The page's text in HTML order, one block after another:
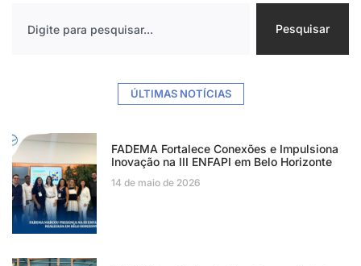
Pesquisar
ÚLTIMAS NOTÍCIAS
FADEMA Fortalece Conexões e Impulsiona
Inovação na III ENFAPI em Belo Horizonte
14 de maio de 2026